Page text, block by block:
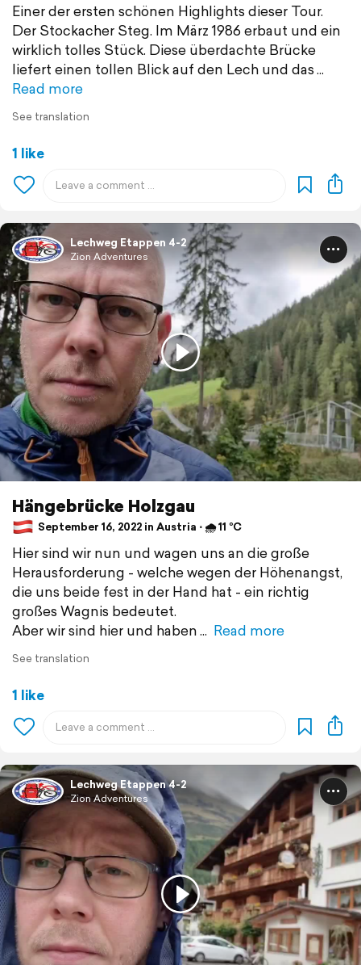
Einer der ersten schönen Highlights dieser Tour.
Der Stockacher Steg. Im März 1986 erbaut und ein
wirklich tolles Stück. Diese überdachte Brücke
liefert einen tollen Blick auf den Lech und das
Read more
See translation
1 like
Lechweg Etappen 4-2
Zion Adventures
Hängebrücke Holzgau
September 16, 2022 in Austria ⋅ 🌧 11 °C
Hier sind wir nun und wagen uns an die große
Herausforderung - welche wegen der Höhenangst,
die uns beide fest in der Hand hat - ein richtig
großes Wagnis bedeutet.
Aber wir sind hier und haben
Read more
See translation
1 like
Lechweg Etappen 4-2
Zion Adventures